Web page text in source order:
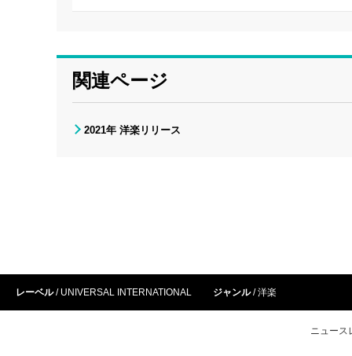
関連ページ
2021年 洋楽リリース
レーベル UNIVERSAL INTERNATIONAL ジャンル 洋楽
ニュース